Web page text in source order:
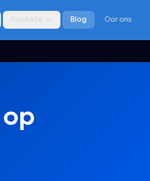
Produkte Blog Oor ons